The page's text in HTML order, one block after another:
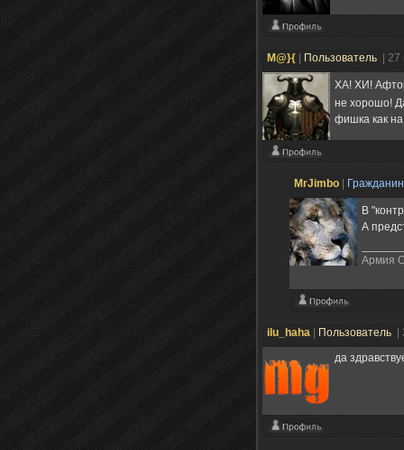
M@}{ Пользователь |
ХА! ХИ!
не хорошо!
фишка как
MrJimbo
В
А
Армия
ilu_haha Пользователь
да